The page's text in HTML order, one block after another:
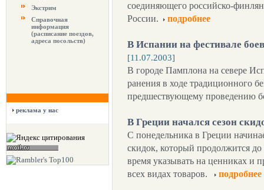
Экстрим
Справочная
информация
(расписание поездов,
адреса посольств)
реклама у нас
соединяющего российско-
России.
подробнее
В Испании на фестивале
[11.07.2003]
В городе Памплона на севере
ранения в ходе традиционного
предшествующему проведению
В Греции начался сезон
С понедельника в Греции
скидок, который продолжится до
время указывать на ценниках
всех видах товаров.
подробнее